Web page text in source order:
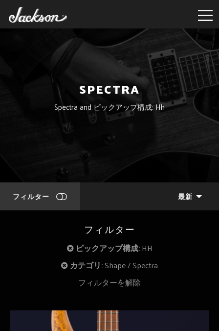
SPECTRA
Spectra and ピックアップ構成: Hh
フィルター 最新
フィルター
ピックアップ構成:HH
カテゴリ:Shape Spectra
フィルターを解除